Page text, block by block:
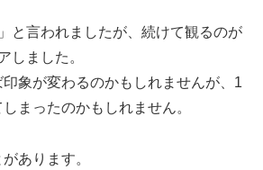
と言われましたが、続けて観るのが
しました。
象が変わるのかもしれませんが、1
まったのかもしれません。
あります。